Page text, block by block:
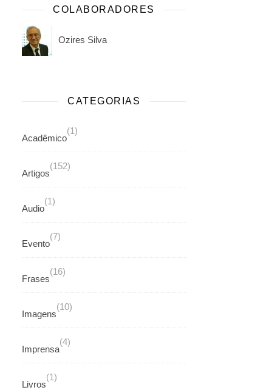
COLABORADORES
Ozires Silva
CATEGORIAS
Acadêmico
(1)
Artigos
(152)
Audio
(1)
Evento
(7)
Frases
(16)
Imagens
(10)
Imprensa
(4)
Livros
(1)